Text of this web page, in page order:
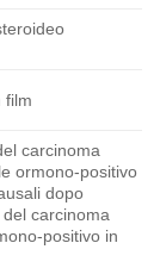
film
carcinoma
ormono-positivo
dopo
carcinoma
positivo in